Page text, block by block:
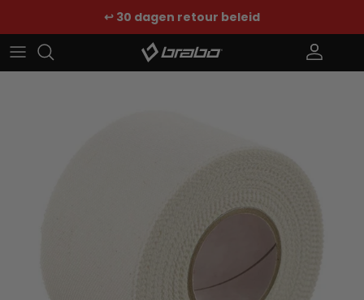
↩️ 30 dagen retour beleid